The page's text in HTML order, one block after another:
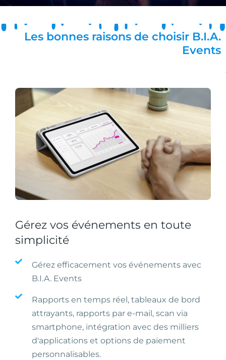
Les bonnes raisons de choisir B.I.A.
Events
Gérez vos événements en toute
simplicité
Gérez efficacement vos événements avec
B.I.A. Events
Rapports en temps réel, tableaux de bord
attrayants, rapports par e-mail, scan via
smartphone, intégration avec des milliers
d'applications et options de paiement
personnalisables.